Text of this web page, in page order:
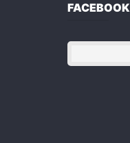
FACEBOOK